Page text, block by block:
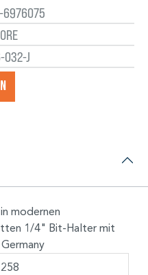
6976075
032-J
modernen
1/4" Bit-Halter mit
258